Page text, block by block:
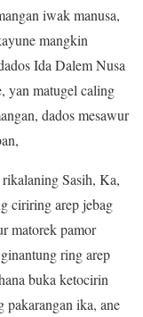
iwak manusa,
mangkin
Ida Dalem Nusa
yan matugel caling
dados mesawur
Sasih, Ka,
ciriring arep jebag
matorek pamor
ring arep
buka ketocirin
pakarangan ika, ane